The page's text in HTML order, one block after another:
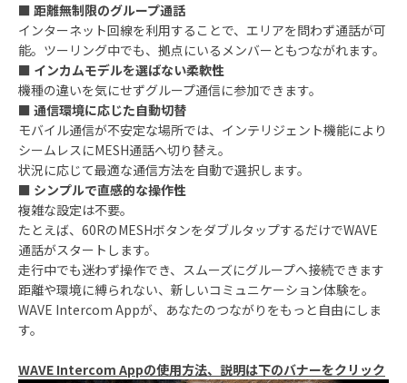
■ 距離無制限のグループ通話
インターネット回線を利用することで、エリアを問わず通話が可
能。ツーリング中でも、拠点にいるメンバーともつながれます。
■ インカムモデルを選ばない柔軟性
機種の違いを気にせずグループ通信に参加できます。
■ 通信環境に応じた自動切替
モバイル通信が不安定な場所では、インテリジェント機能により
シームレスにMESH通話へ切り替え。
状況に応じて最適な通信方法を自動で選択します。
■ シンプルで直感的な操作性
複雑な設定は不要。
たとえば、60RのMESHボタンをダブルタップするだけでWAVE
通話がスタートします。
走行中でも迷わず操作でき、スムーズにグループへ接続できます
距離や環境に縛られない、新しいコミュニケーション体験を。
WAVE Intercom Appが、あなたのつながりをもっと自由にしま
す。
WAVE Intercom Appの使用方法、説明は下のバナーをクリック